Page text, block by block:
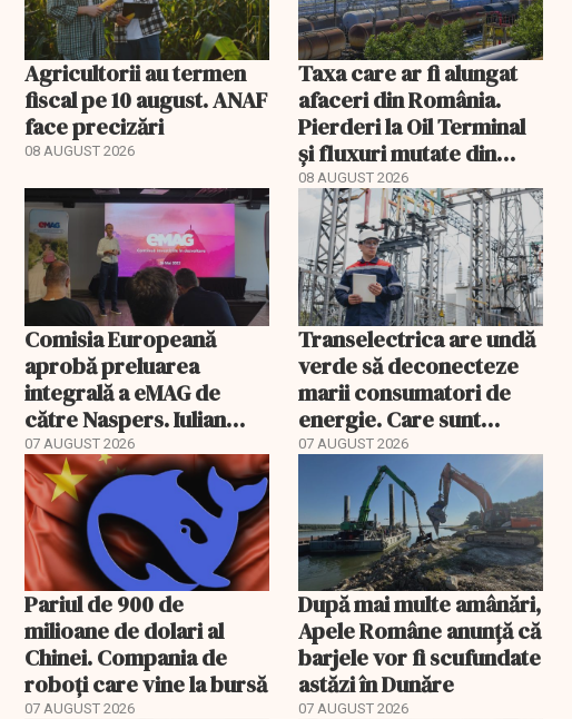
Agricultorii au termen
fiscal pe 10 august. ANAF
face precizări
08 AUGUST 2026
Taxa care ar fi alungat
afaceri din România.
Pierderi la Oil Terminal
și fluxuri mutate din
Portul Constanța
08 AUGUST 2026
Comisia Europeană
aprobă preluarea
integrală a eMAG de
către Naspers. Iulian
Stanciu iese din
acționariat
07 AUGUST 2026
Transelectrica are undă
verde să deconecteze
marii consumatori de
energie. Care sunt
condițiile
07 AUGUST 2026
Pariul de 900 de
milioane de dolari al
Chinei. Compania de
roboți care vine la bursă
07 AUGUST 2026
După mai multe amânări,
Apele Române anunță că
barjele vor fi scufundate
astăzi în Dunăre
07 AUGUST 2026